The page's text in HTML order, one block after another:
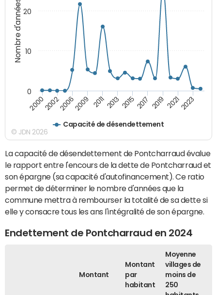
Nombre d'années
Capacité de désendettement
2000200220062009 2011 2013 2015 2017 2019 20212023
0
10
20
© JDN 2026
La capacité de désendettement de Pontcharraud évalue
le rapport entre l'encours de la dette de Pontcharraud et
son épargne (sa capacité d'autofinancement). Ce ratio
permet de déterminer le nombre d'années que la
commune mettra à rembourser la totalité de sa dette si
elle y consacre tous les ans l'intégralité de son épargne.
Endettement de Pontcharraud en 2024
Montant
Montant
par
habitant
Moyenne
villages de
moins de
250